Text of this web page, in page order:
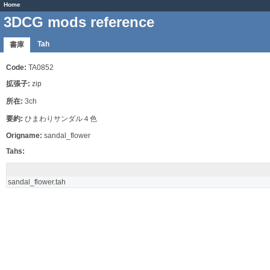
Home
3DCG mods reference
書庫 Tah
Code: TA0852
拡張子: zip
所在: 3ch
要約: ひまわりサンダル４色
Origname: sandal_flower
Tahs:
sandal_flower.tah